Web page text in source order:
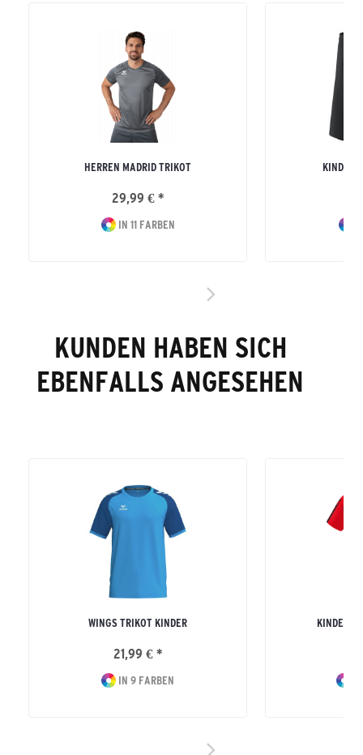
HERREN MADRID TRIKOT
29,99 € *
IN 11 FARBEN
KINDER
KUNDEN HABEN SICH
EBENFALLS ANGESEHEN
WINGS TRIKOT KINDER
21,99 € *
IN 9 FARBEN
KINDER